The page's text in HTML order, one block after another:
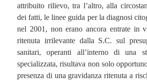
attribuito rilievo, tra l’altro, alla
dei fatti, le linee guida per la diagnosi
nel 2001, non erano ancora entrate in
ritenuta irrilevante dalla S.C. sul
sanitari, operanti all’interno di una
specializzata, risultava non solo
presenza di una gravidanza ritenuta a